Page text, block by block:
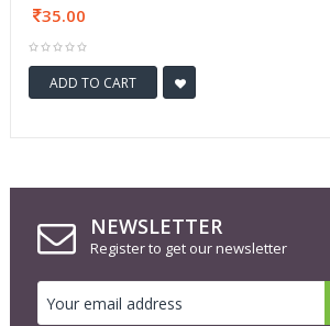
35.00
ADD TO CART
NEWSLETTER
Register to get our newsletter